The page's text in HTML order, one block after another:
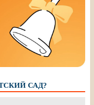
САД?